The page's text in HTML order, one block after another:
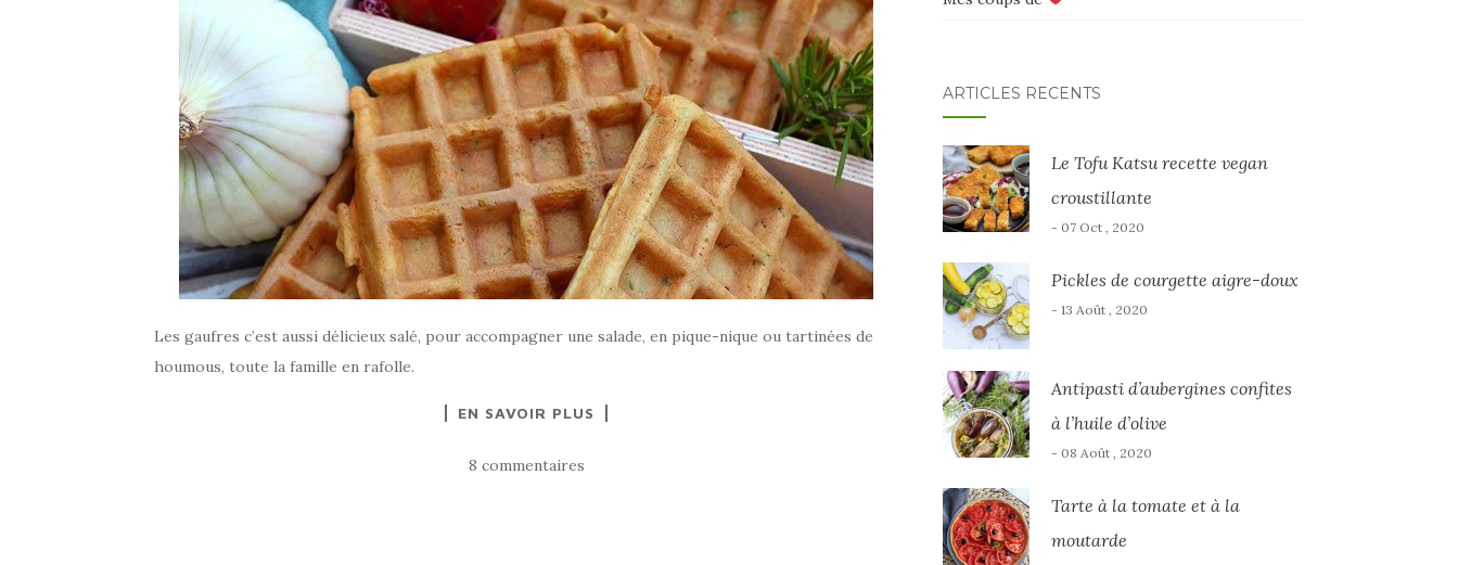
Les gaufres c’est aussi délicieux salé, pour accompagner une salade, en pique-nique ou tartinées de
houmous, toute la famille en rafolle.
EN SAVOIR PLUS
8 commentaires
ARTICLES RÉCENTS
Le Tofu Katsu recette vegan
croustillante
- 07 Oct , 2020
Pickles de courgette aigre-doux
- 13 Août , 2020
Antipasti d’aubergines confites
à l’huile d’olive
- 08 Août , 2020
Tarte à la tomate et à la
moutarde